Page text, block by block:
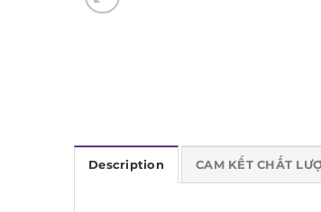
Description CAM KẾT CHẤT